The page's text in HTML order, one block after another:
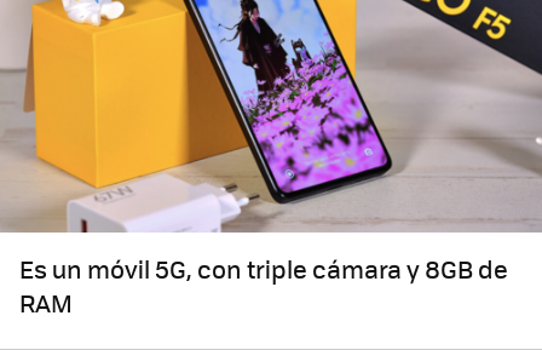
Es un móvil 5G, con triple cámara y 8GB de
RAM